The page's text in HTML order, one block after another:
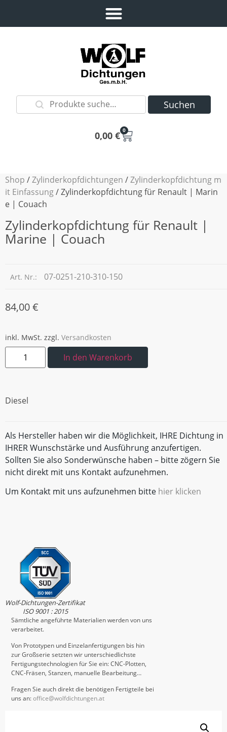
Suchen
0,00 € 0
Shop /Zylinderkopfdichtungen /Zylinderkopfdichtung m
it Einfassung/ Zylinderkopfdichtung für Renault | Marin
e | Couach
Zylinderkopfdichtung für Renault |
Marine | Couach
Art. Nr.: 07-0251-210-310-150
84,00€
inkl. MwSt. zzgl. Versandkosten
In den Warenkorb
Diesel
Als Hersteller haben wir die Möglichkeit, IHRE Dichtung in
IHRER Wunschstärke und Ausführung anzufertigen.
Sollten Sie also Sonderwünsche haben – bitte zögern Sie
nicht direkt mit uns Kontakt aufzunehmen.
Um Kontakt mit uns aufzunehmen bitte hier klicken
Wolf-Dichtungen-Zertifikat
ISO 9001 : 2015
Sämtliche angeführte Materialien werden von uns
verarbeitet.
Von Prototypen und Einzelanfertigungen bis hin
zur Großserie setzten wir unterschiedlichste
Fertigungstechnologien für Sie ein: CNC-Plotten,
CNC-Fräsen, Stanzen, manuelle Bearbeitung…
Fragen Sie auch direkt die benötigen Fertigteile bei
uns an:office@wolfdichtungen.at